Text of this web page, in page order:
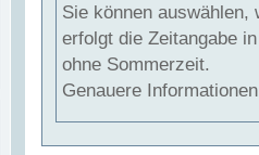
Sie können auswählen,
erfolgt die Zeitangabe
ohne Sommerzeit.
Genauere